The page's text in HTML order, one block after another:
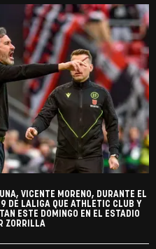
VICENTE MORENO, DURANTE EL
DE LALIGA QUE ATHLETIC CLUB Y
ESTE DOMINGO EN EL ESTADIO
ZORRILLA